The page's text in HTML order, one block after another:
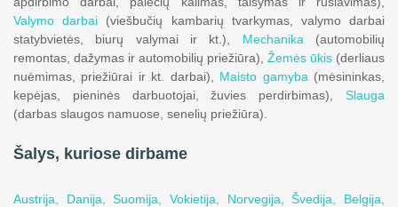
Valymo darbai (viešbučių kambarių tvarkymas, valymo darbai
statybvietės, biurų valymai ir kt.), Mechanika (automobilių
remontas, dažymas ir automobilių priežiūra), Žemės ūkis (derliaus
nuėmimas, priežiūrai ir kt. darbai), Maisto gamyba (mėsininkas,
kepėjas, pieninės darbuotojai, žuvies perdirbimas), Slauga
(darbas slaugos namuose, senelių priežiūra).
Šalys, kuriose dirbame
Austrija, Danija,Suomija,Vokietija, Norvegija,Švedija, Belgija,